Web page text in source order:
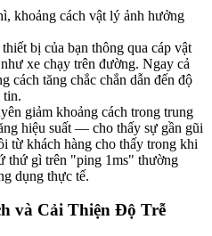
khoảng cách vật lý ảnh hưởng
bị của bạn thông qua cáp vật
xe chạy trên đường. Ngay cả
cách tăng chắc chắn dẫn đến độ
tin.
giảm khoảng cách trong trung
hiệu suất — cho thấy sự gần gũi
từ khách hàng cho thấy trong khi
thứ gì trên "ping 1ms" thường
dụng thực tế.
và Cải Thiện Độ Trễ